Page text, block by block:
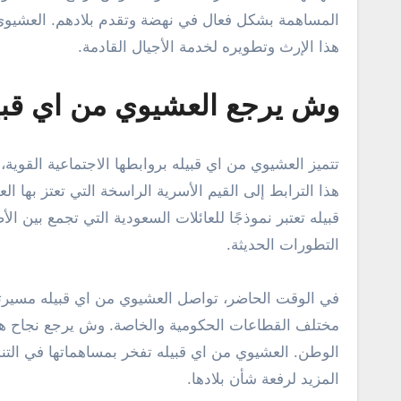
المساهمة بشكل فعال في نهضة وتقدم بلادهم.
هذا الإرث وتطويره لخدمة الأجيال القادمة.
وش يرجع العشيوي من اي
تتميز العشيوي من اي قبيله بروابطها الاجتماعية
هذا الترابط إلى القيم الأسرية الراسخة التي تعتز بها
قبيله تعتبر نموذجًا للعائلات السعودية التي تجمع بين
التطورات الحديثة.
في الوقت الحاضر، تواصل العشيوي من اي قبيله
مختلف القطاعات الحكومية والخاصة. وش يرجع نجاح
الوطن. العشيوي من اي قبيله تفخر بمساهماتها في
المزيد لرفعة شأن بلادها.